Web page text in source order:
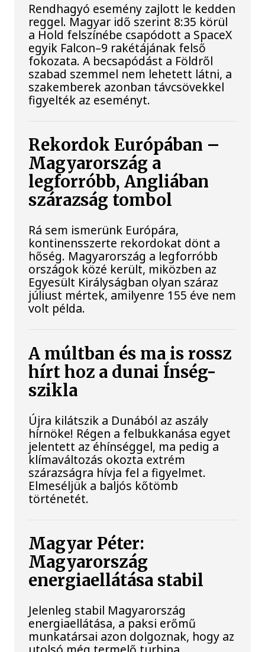
Rendhagyó esemény zajlott le kedden
reggel. Magyar idő szerint 8:35 körül
a Hold felszínébe csapódott a SpaceX
egyik Falcon–9 rakétájának felső
fokozata. A becsapódást a Földről
szabad szemmel nem lehetett látni, a
szakemberek azonban távcsövekkel
figyelték az eseményt.
Rekordok Európában –
Magyarország a
legforróbb, Angliában
szárazság tombol
Rá sem ismerünk Európára,
kontinensszerte rekordokat dönt a
hőség. Magyarország a legforróbb
országok közé került, miközben az
Egyesült Királyságban olyan száraz
júliust mértek, amilyenre 155 éve nem
volt példa.
A múltban és ma is rossz
hírt hoz a dunai Ínség-
szikla
Újra kilátszik a Dunából az aszály
hírnöke! Régen a felbukkanása egyet
jelentett az éhínséggel, ma pedig a
klímaváltozás okozta extrém
szárazságra hívja fel a figyelmet.
Elmeséljük a baljós kőtömb
történetét.
Magyar Péter:
Magyarország
energiaellátása stabil
Jelenleg stabil Magyarország
energiaellátása, a paksi erőmű
munkatársai azon dolgoznak, hogy az